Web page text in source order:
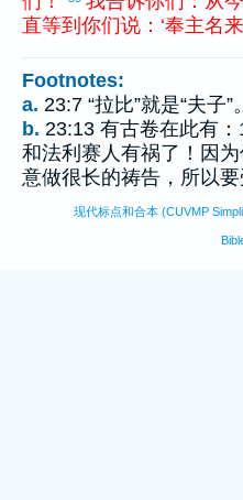
直等到 你们说 ： ‘奉主名来
Footnotes:
a. 23:7 “拉比”就是“夫子”。
b. 23:13 有古卷在此有
和法利赛人有祸了！因
意做很长的祷告，所以要
现代标点和合本 (CUVMP